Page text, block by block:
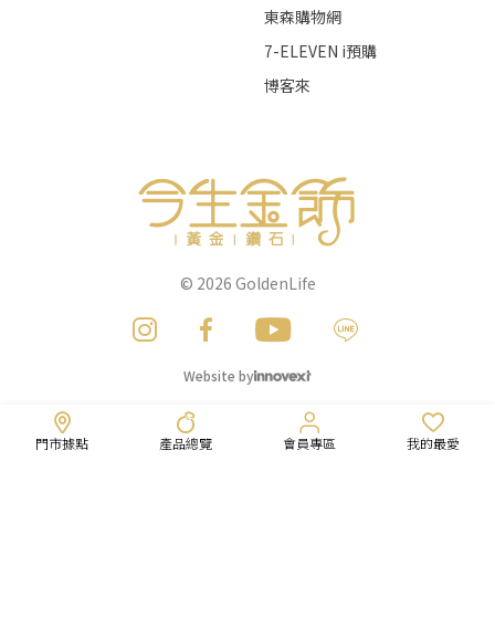
門市據點 產品總覽 會員專區 我的最愛
東森購物網
7-ELEVEN i預購
博客來
© 2026 GoldenLife
Website by